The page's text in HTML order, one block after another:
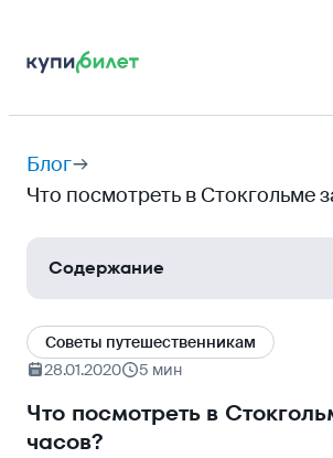
Блог
Что посмотреть в Стокгольме
Содержание
Выходим с парома
Идём в город
Gamla Stan
Метро
Cоветы путешественникам
28.01.2020
5 мин
Что посмотреть в
часов?